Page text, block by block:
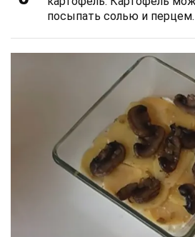
посыпать солью и перцем.